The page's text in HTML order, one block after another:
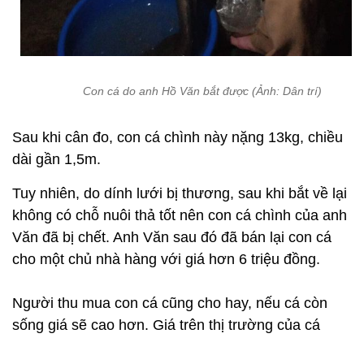
Con cá do anh Hồ Văn bắt được (Ảnh: Dân trí)
Sau khi cân đo, con cá chình này nặng 13kg, chiều
dài gần 1,5m.
Tuy nhiên, do dính lưới bị thương, sau khi bắt về lại
không có chỗ nuôi thả tốt nên con cá chình của anh
Văn đã bị chết. Anh Văn sau đó đã bán lại con cá
cho một chủ nhà hàng với giá hơn 6 triệu đồng.
Người thu mua con cá cũng cho hay, nếu cá còn
sống giá sẽ cao hơn. Giá trên thị trường của cá